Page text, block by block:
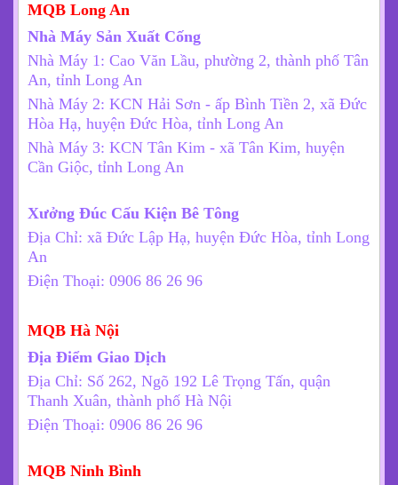
MQB Long An
Nhà Máy Sản Xuất Cống
Nhà Máy 1: Cao Văn Lầu, phường 2, thành phố Tân
An, tỉnh Long An
Nhà Máy 2: KCN Hải Sơn - ấp Bình Tiền 2, xã Đức
Hòa Hạ, huyện Đức Hòa, tỉnh Long An
Nhà Máy 3: KCN Tân Kim - xã Tân Kim, huyện
Cần Giộc, tỉnh Long An
Xưởng Đúc Cấu Kiện Bê Tông
Địa Chỉ: xã Đức Lập Hạ, huyện Đức Hòa, tỉnh Long
An
Điện Thoại: 0906 86 26 96
MQB Hà Nội
Địa Điểm Giao Dịch
Địa Chỉ: Số 262, Ngõ 192 Lê Trọng Tấn, quận
Thanh Xuân, thành phố Hà Nội
Điện Thoại: 0906 86 26 96
MQB Ninh Bình